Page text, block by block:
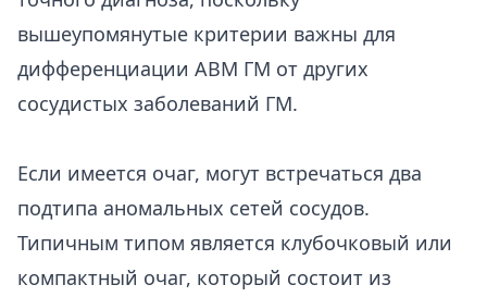
вышеупомянутые критерии важны для
дифференциации АВМ ГМ от других
сосудистых заболеваний ГМ.
Если имеется очаг, могут встречаться два
подтипа аномальных сетей сосудов.
Типичным типом является клубочковый или
компактный очаг, который состоит из